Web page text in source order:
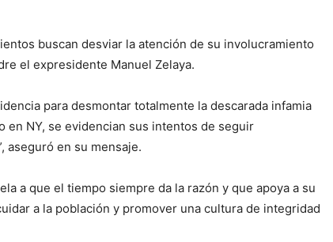
buscan desviar la atención de su involucramiento
el expresidente Manuel Zelaya.
para desmontar totalmente la descarada infamia
en NY, se evidencian sus intentos de seguir
aseguró en su mensaje.
a que el tiempo siempre da la razón y que apoya a su
a la población y promover una cultura de integridad